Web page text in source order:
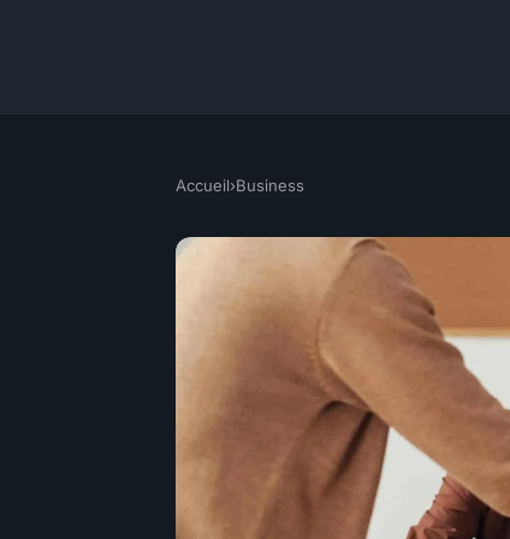
Accueil›Business